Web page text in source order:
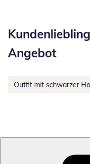
Angebot
Outfit mit schwarzer